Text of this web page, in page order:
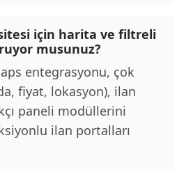
için harita ve filtreli
musunuz?
entegrasyonu, çok
fiyat, lokasyon), ilan
paneli modüllerini
ilan portalları